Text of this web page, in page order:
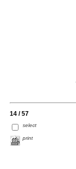
14 / 57
select
print